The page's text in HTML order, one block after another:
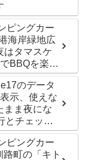
ピングカー
海岸緑地広
はタマスケ
BBQを楽し
のデータ
示、使えな
まま夜にな
とチェック
の写真がほ
ピングカー
町の「キト